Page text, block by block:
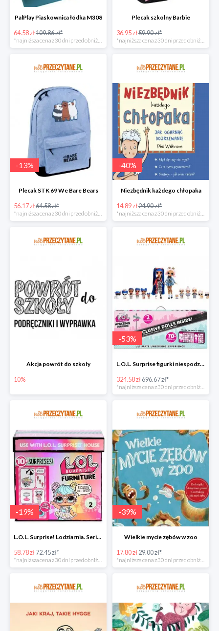
PalPlay Piaskownica łódka M308
64.58 zł109.86 zł*
Plecak szkolny Barbie
36.95 zł59.90 zł*
-13%
Plecak STK 69 We Bare Bears
56.17 zł64.58 zł*
*najniższa cena z 30 dni przed obniżką
-40%
Niezbędnik każdego chłopaka
14.89 zł24.90 zł*
*najniższa cena z 30 dni przed obniżką
Akcja powrót do szkoły
10%
-53%
L.O.L. Surprise figurki niespodzianki Amazing Surprise w super cenie
324.58 zł696.67 zł*
-19%
L.O.L. Surprise! Lodziarnia. Seria 2 w super cenie
58.78 zł72.45 zł*
*najniższa cena z 30 dni przed obniżką
-39%
Wielkie mycie zębów w zoo
17.80 zł29.00 zł*
*najniższa cena z 30 dni przed obniżką